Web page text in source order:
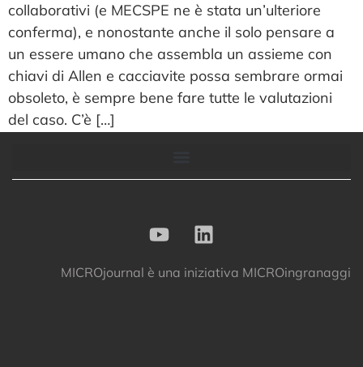
collaborativi (e MECSPE ne è stata un’ulteriore
conferma), e nonostante anche il solo pensare a
un essere umano che assembla un assieme con
chiavi di Allen e cacciavite possa sembrare ormai
obsoleto, è sempre bene fare tutte le valutazioni
del caso. C’è […]
MICROjournal è una iniziativa MICROingranaggi